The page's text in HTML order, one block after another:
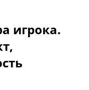
игрока.